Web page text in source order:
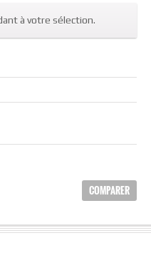
à votre sélection.
COMPARER